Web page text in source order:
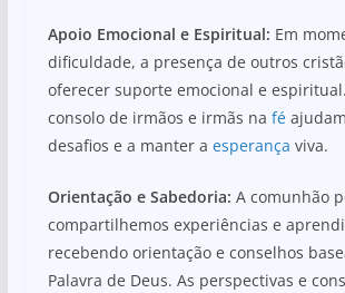
Apoio Emocional e Espiritual: Em
dificuldade, a presença de outros
oferecer suporte emocional e
consolo de irmãos e irmãs na fé
desafios e a manter a esperança viva.
Orientação e Sabedoria: A comunhão
compartilhemos experiências e
recebendo orientação e conselhos
Palavra de Deus. As perspectivas e